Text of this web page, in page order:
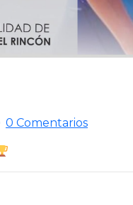
0 Comentarios